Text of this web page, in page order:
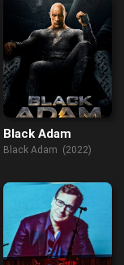
Black Adam
Black Adam (2022)